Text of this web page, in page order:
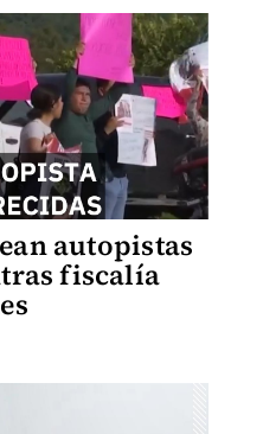
autopistas
fiscalía